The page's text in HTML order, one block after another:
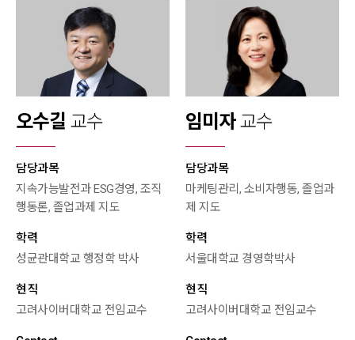
오수길 교수
담당과목
지속가능발전과 ESG경영, 조직
행동론, 졸업과제 지도
학력
성균관대학교 행정학 박사
현직
고려사이버대학교 전임교수
임미자교수
담당과목
마케팅관리, 소비자행동, 졸업과
제 지도
학력
서울대학교 경영학박사
현직
고려사이버대학교 전임교수